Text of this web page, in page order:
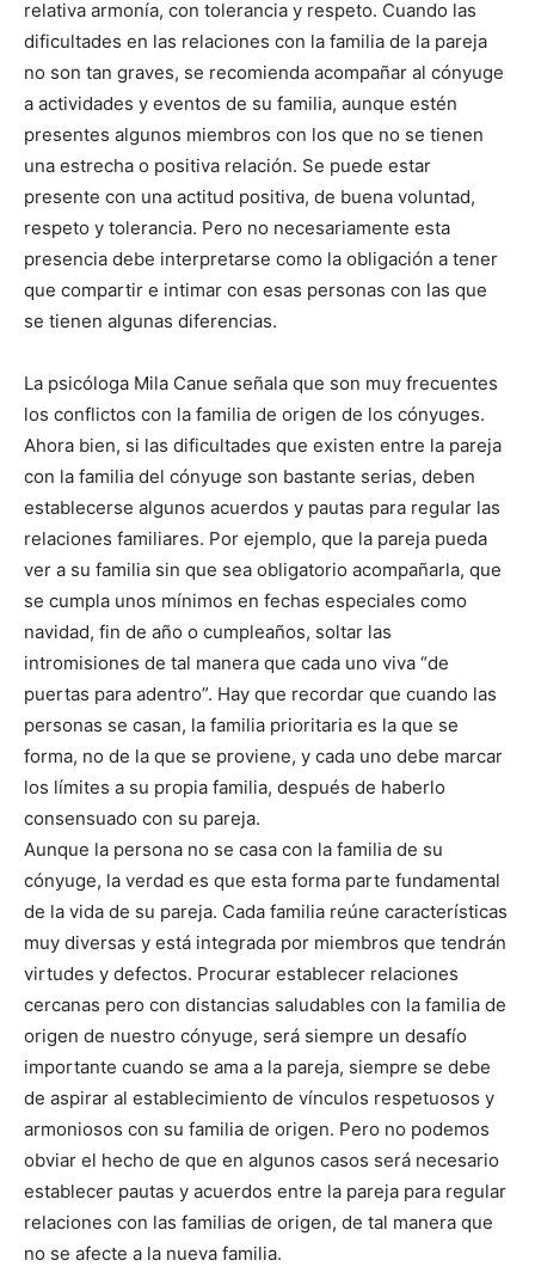
relativa armonía, con tolerancia y respeto. Cuando las
dificultades en las relaciones con la familia de la pareja
no son tan graves, se recomienda acompañar al cónyuge
a actividades y eventos de su familia, aunque estén
presentes algunos miembros con los que no se tienen
una estrecha o positiva relación. Se puede estar
presente con una actitud positiva, de buena voluntad,
respeto y tolerancia. Pero no necesariamente esta
presencia debe interpretarse como la obligación a tener
que compartir e intimar con esas personas con las que
se tienen algunas diferencias.
La psicóloga Mila Canue señala que son muy frecuentes
los conflictos con la familia de origen de los cónyuges.
Ahora bien, si las dificultades que existen entre la pareja
con la familia del cónyuge son bastante serias, deben
establecerse algunos acuerdos y pautas para regular las
relaciones familiares. Por ejemplo, que la pareja pueda
ver a su familia sin que sea obligatorio acompañarla, que
se cumpla unos mínimos en fechas especiales como
navidad, fin de año o cumpleaños, soltar las
intromisiones de tal manera que cada uno viva “de
puertas para adentro”. Hay que recordar que cuando las
personas se casan, la familia prioritaria es la que se
forma, no de la que se proviene, y cada uno debe marcar
los límites a su propia familia, después de haberlo
consensuado con su pareja.
Aunque la persona no se casa con la familia de su
cónyuge, la verdad es que esta forma parte fundamental
de la vida de su pareja. Cada familia reúne características
muy diversas y está integrada por miembros que tendrán
virtudes y defectos. Procurar establecer relaciones
cercanas pero con distancias saludables con la familia de
origen de nuestro cónyuge, será siempre un desafío
importante cuando se ama a la pareja, siempre se debe
de aspirar al establecimiento de vínculos respetuosos y
armoniosos con su familia de origen. Pero no podemos
obviar el hecho de que en algunos casos será necesario
establecer pautas y acuerdos entre la pareja para regular
relaciones con las familias de origen, de tal manera que
no se afecte a la nueva familia.